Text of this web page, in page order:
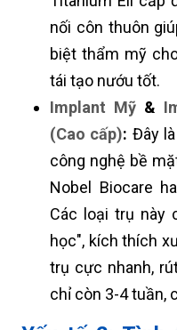
nối côn thuôn
biệt thẩm mỹ
tái tạo nướu tốt.
Implant Mỹ &
(Cao cấp): Đây
công nghệ bề
Nobel Biocare
Các loại trụ này
học", kích thích
trụ cực nhanh,
chỉ còn 3-4 tuần,